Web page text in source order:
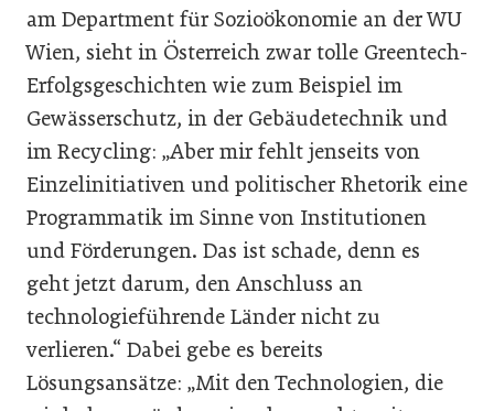
am Department für Sozioökonomie an der WU
Wien, sieht in Österreich zwar tolle Greentech-
Erfolgsgeschichten wie zum Beispiel im
Gewässerschutz, in der Gebäudetechnik und
im Recycling: „Aber mir fehlt jenseits von
Einzelinitiativen und politischer Rhetorik eine
Programmatik im Sinne von Institutionen
und Förderungen. Das ist schade, denn es
geht jetzt darum, den Anschluss an
technologieführende Länder nicht zu
verlieren.“ Dabei gebe es bereits
Lösungsansätze: „Mit den Technologien, die